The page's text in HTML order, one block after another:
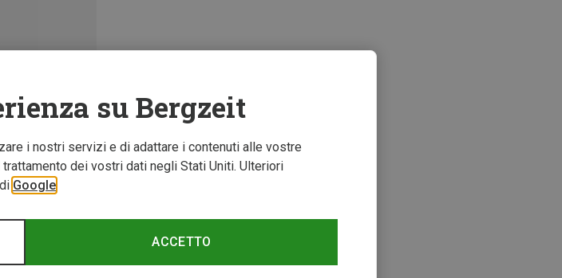
su Bergzeit
i nostri servizi e di adattare i contenuti alle vostre
dei vostri dati negli Stati Uniti. Ulteriori
Google
ACCETTO